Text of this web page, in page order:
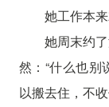
她工作本
她周末约
然：“什么也
以搬去住，不